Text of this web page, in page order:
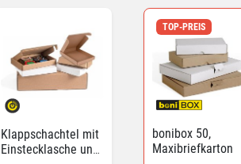
Klappschachtel mit
Einstecklasche und
TOP-PREIS
bonibox 50,
Maxibriefkarton